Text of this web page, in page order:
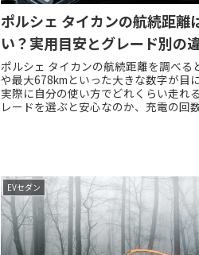
ポルシェ タイカンの航続距離
い？実用目安とグレード別の
ポルシェ タイカンの航続距離を調べる
や最大678kmといった大きな数字が目に
実際に自分の使い方でどれくらい走れ
レードを選ぶと安心なのか、充電の回
EVセダン